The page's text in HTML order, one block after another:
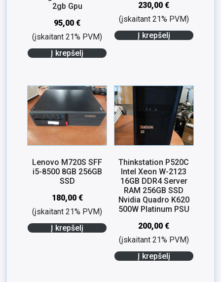
2gb Gpu
95,00€
(įskaitant 21% PVM)
Į krepšelį
230,00€
(įskaitant 21% PVM)
Į krepšelį
Lenovo M720S SFF
i5-8500 8GB 256GB
SSD
180,00 €
(įskaitant 21% PVM)
Į krepšelį
Thinkstation P520C
Intel Xeon W-2123
16GB DDR4 Server
RAM 256GB SSD
Nvidia Quadro K620
500W Platinum PSU
200,00€
(įskaitant 21% PVM)
Į krepšelį